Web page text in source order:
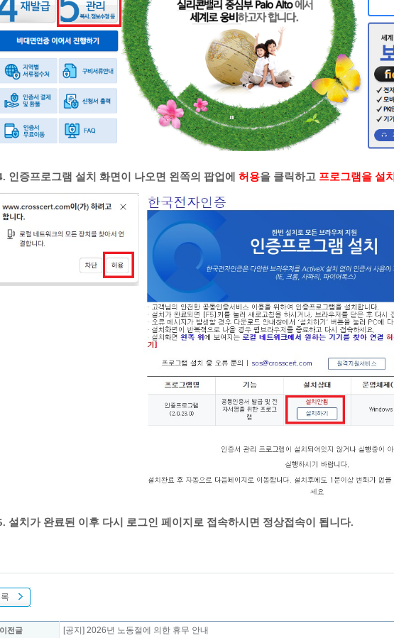
인증프로그램 설치 화면이 나오면 왼쪽의 팝업에 허용을 클릭하고 프로그램을 설치
. 설치가 완료된 이후 다시 로그인 페이지로 접속하시면 정상접속이 됩니다.
전글 [공지] 2026년 노동절에 의한 휴무 안내